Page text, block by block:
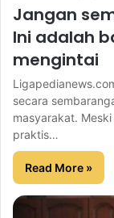
Jangan
Ini adalah
mengintai
secara
masyarakat.
praktis…
Read More »